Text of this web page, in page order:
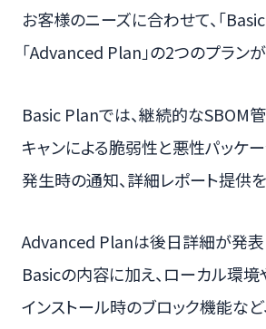
お客様のニーズに合わせて、「
「Advanced Plan」の2つのプラン
Basic Planでは、継続的なSBOM管
キャンによる脆弱性と悪性パッケ
発生時の通知、詳細レポート提供を
Advanced Planは後日詳細が発表
Basicの内容に加え、ローカル環
インストール時のブロック機能な